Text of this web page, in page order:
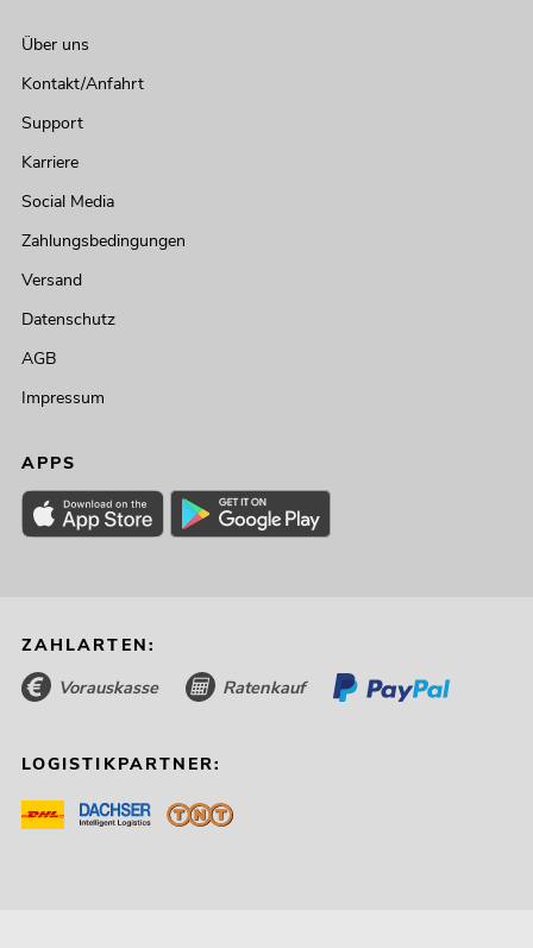
Über uns
Kontakt/Anfahrt
Support
Karriere
Social Media
Zahlungsbedingungen
Versand
Datenschutz
AGB
Impressum
APPS
ZAHLARTEN:
Vorauskasse Ratenkauf
LOGISTIKPARTNER: